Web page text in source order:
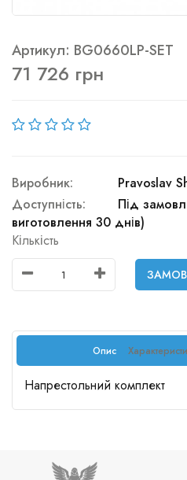
Артикул: BG0660LP-SET
71 726 грн
Виробник:
Pravoslav
Доступність:
Під
виготовлення 30 днів)
Кількість
Опис
Напрестольний комплект